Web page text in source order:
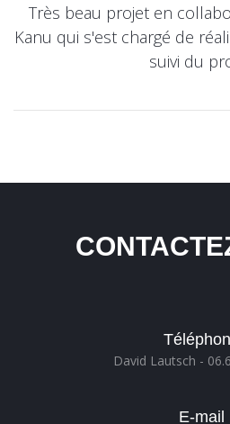
Très beau projet en
Kanu qui s'est chargé de
suivi du
David Lautsch -
E-mail